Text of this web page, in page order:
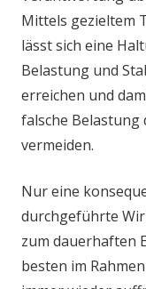
Mittels gezieltem
lässt sich eine
Belastung und
erreichen und
falsche Belastung
vermeiden.
Nur eine
durchgeführte
zum dauerhaften
besten im